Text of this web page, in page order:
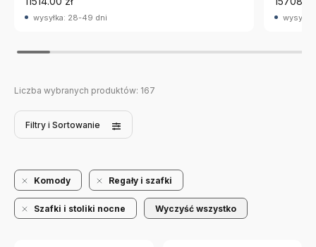
wysyłka: 28-49 dni
Liczba wybranych produktów: 167
Filtry i Sortowanie
Komody Regały i szafki
Szafki i stoliki nocne Wyczyść wszystko